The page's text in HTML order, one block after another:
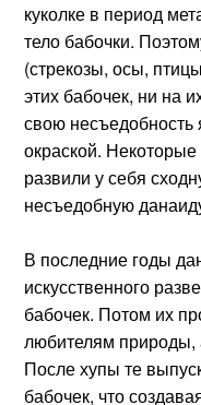
куколке в период
тело бабочки.
(стрекозы, осы,
этих бабочек, ни на
свою
окраской.
развили у себя
несъедобную
В последние годы
искусственного
бабочек. Потом их
любителям природы,
После хупы те
бабочек, что